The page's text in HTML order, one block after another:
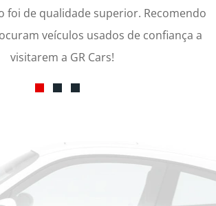
foi de qualidade superior. Recomendo
veículos usados de confiança a
visitarem a GR Cars!